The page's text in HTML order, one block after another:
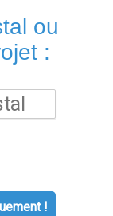
ou
:
!